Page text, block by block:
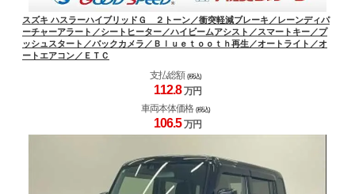
スズキ ハスラーハイブリッドＧ ２トーン／衝突軽減ブレーキ／レーンディパ
ーチャーアラート／シートヒーター／ハイビームアシスト／スマートキー／プ
ッシュスタート／バックカメラ／Ｂｌｕｅｔｏｏｔｈ再生／オートライト／オ
ートエアコン／ＥＴＣ
支払総額 (税込)
112.8 万円
車両本体価格 (税込)
106.5 万円